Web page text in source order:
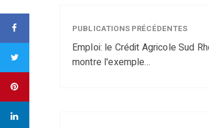
PUBLICATIONS PRÉCÉDENTES
Emploi: le Crédit Agricole Sud
montre l'exemple...